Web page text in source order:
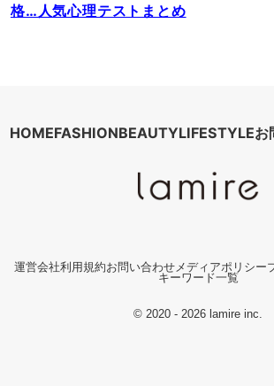
格…人気心理テストまとめ
HOMEFASHIONBEAUTYLIFESTYLEお
運営会社利用規約お問い合わせメディアポリシー
キーワード一覧
© 2020 - 2026 lamire inc.